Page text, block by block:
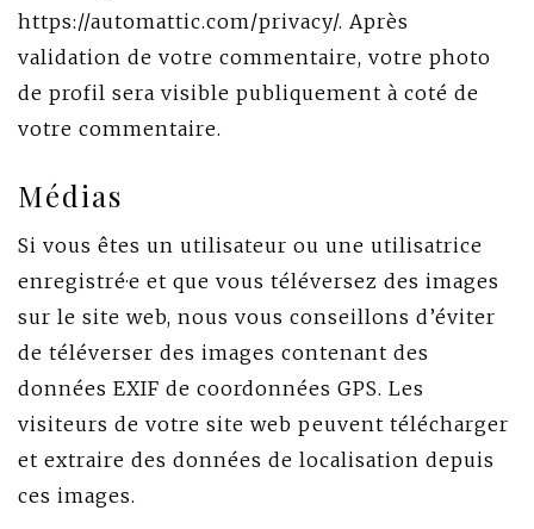
https://automattic.com/privacy/. Après
validation de votre commentaire, votre photo
de profil sera visible publiquement à coté de
votre commentaire.
Médias
Si vous êtes un utilisateur ou une utilisatrice
enregistré·e et que vous téléversez des images
sur le site web, nous vous conseillons d’éviter
de téléverser des images contenant des
données EXIF de coordonnées GPS. Les
visiteurs de votre site web peuvent télécharger
et extraire des données de localisation depuis
ces images.